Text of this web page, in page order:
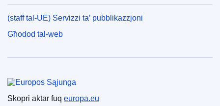
(staff tal-UE) Servizzi ta’ pubblikazzjoni
Għodod tal-web
Skopri aktar fuq europa.eu